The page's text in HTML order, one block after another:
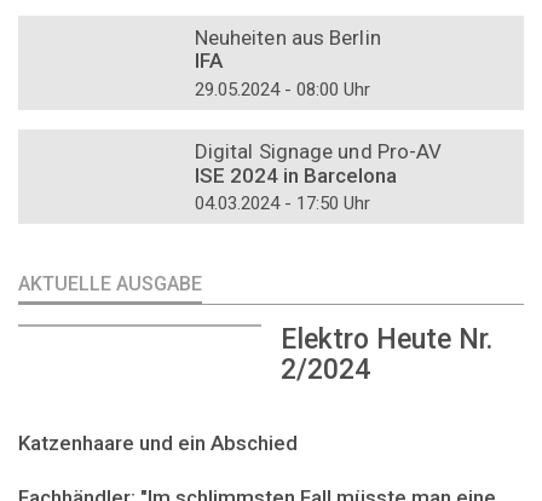
Neuheiten aus Berlin
IFA
29.05.2024 - 08:00 Uhr
Digital Signage und Pro-AV
ISE 2024 in Barcelona
04.03.2024 - 17:50 Uhr
AKTUELLE AUSGABE
Elektro Heute Nr.
2/2024
Katzenhaare und ein Abschied